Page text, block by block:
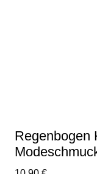
Regenbogen